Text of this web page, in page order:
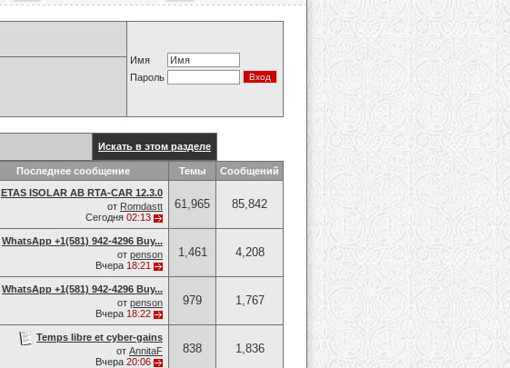
Имя
Пароль
Искать в этом разделе
Последнее сообщение Темы Сообщений
ETAS ISOLAR AB RTA-CAR 12.3.0
от Romdastt
Сегодня 02:13
61,965 85,842
WhatsApp +1(581) 942-4296 Buy...
от penson
Вчера 18:21
1,461 4,208
WhatsApp +1(581) 942-4296 Buy...
от penson
Вчера 18:22
979 1,767
Temps libre et cyber-gains
от AnnitaF
Вчера 20:06
838 1,836